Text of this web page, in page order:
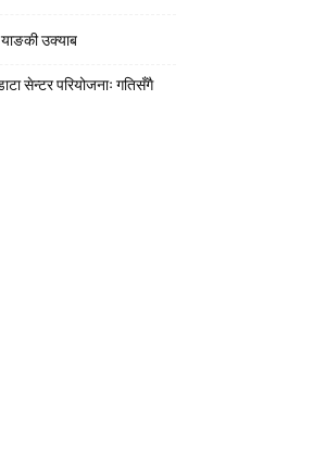
उक्याब
सेन्टर परियोजनाः गतिसँगै